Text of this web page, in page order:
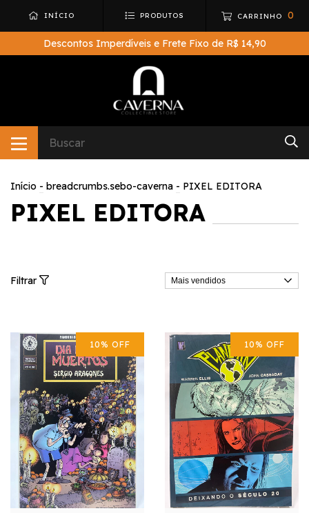
INÍCIO PRODUTOS CARRINHO 0
Descontos Imperdíveis e Frete Fixo de R$ 14,90
Início - breadcrumbs.sebo-caverna - PIXEL EDITORA
PIXEL EDITORA
Filtrar
10% OFF 10% OFF